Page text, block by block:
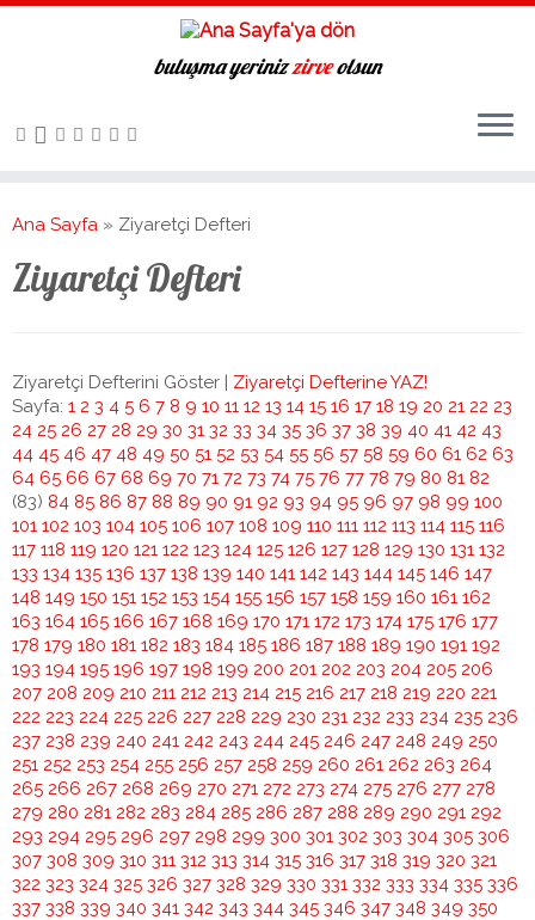
buluşma yerinizzirveolsun
Ana Sayfa » Ziyaretçi Defteri
Ziyaretçi Defteri
Ziyaretçi Defterini Göster | Ziyaretçi Defterine YAZ!
Sayfa: 1 2 3 4 5 6 7 8 9 10 11 12 13 14 15 16 17 18 19 20 21 22 23
24 25 26 27 28 29 30 31 32 33 34 35 36 37 38 39 40 41 42 43
44 45 46 47 48 49 50 51 52 53 54 55 56 57 58 59 60 61 62 63
64 65 66 67 68 69 70 71 72 73 74 75 76 77 78 79 80 81 82
(83) 84 85 86 87 88 89 90 91 92 93 94 95 96 97 98 99 100
101 102 103 104 105 106 107 108 109 110 111 112 113 114 115 116
117 118 119 120 121 122 123 124 125 126 127 128 129 130 131 132
133 134 135 136 137 138 139 140 141 142 143 144 145 146 147
148 149 150 151 152 153 154 155 156 157 158 159 160 161 162
163 164 165 166 167 168 169 170 171 172 173 174 175 176 177
178 179 180 181 182 183 184 185 186 187 188 189 190 191 192
193 194 195 196 197 198 199 200 201 202 203 204 205 206
207 208 209 210 211 212 213 214 215 216 217 218 219 220 221
222 223 224 225 226 227 228 229 230 231 232 233 234 235 236
237 238 239 240 241 242 243 244 245 246 247 248 249 250
251 252 253 254 255 256 257 258 259 260 261 262 263 264
265 266 267 268 269 270 271 272 273 274 275 276 277 278
279 280 281 282 283 284 285 286 287 288 289 290 291 292
293 294 295 296 297 298 299 300 301 302 303 304 305 306
307 308 309 310 311 312 313 314 315 316 317 318 319 320 321
322 323 324 325 326 327 328 329 330 331 332 333 334 335 336
337 338 339 340 341 342 343 344 345 346 347 348 349 350